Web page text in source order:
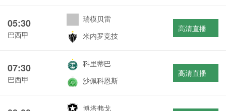
05:30
巴西甲
瑞模贝雷
米内罗竞技
高清直播
07:30
巴西甲
科里蒂巴
沙佩科恩斯
高清直播
博塔弗戈